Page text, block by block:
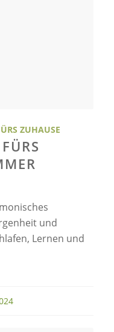
ZUHAUSE
und
Lernen und